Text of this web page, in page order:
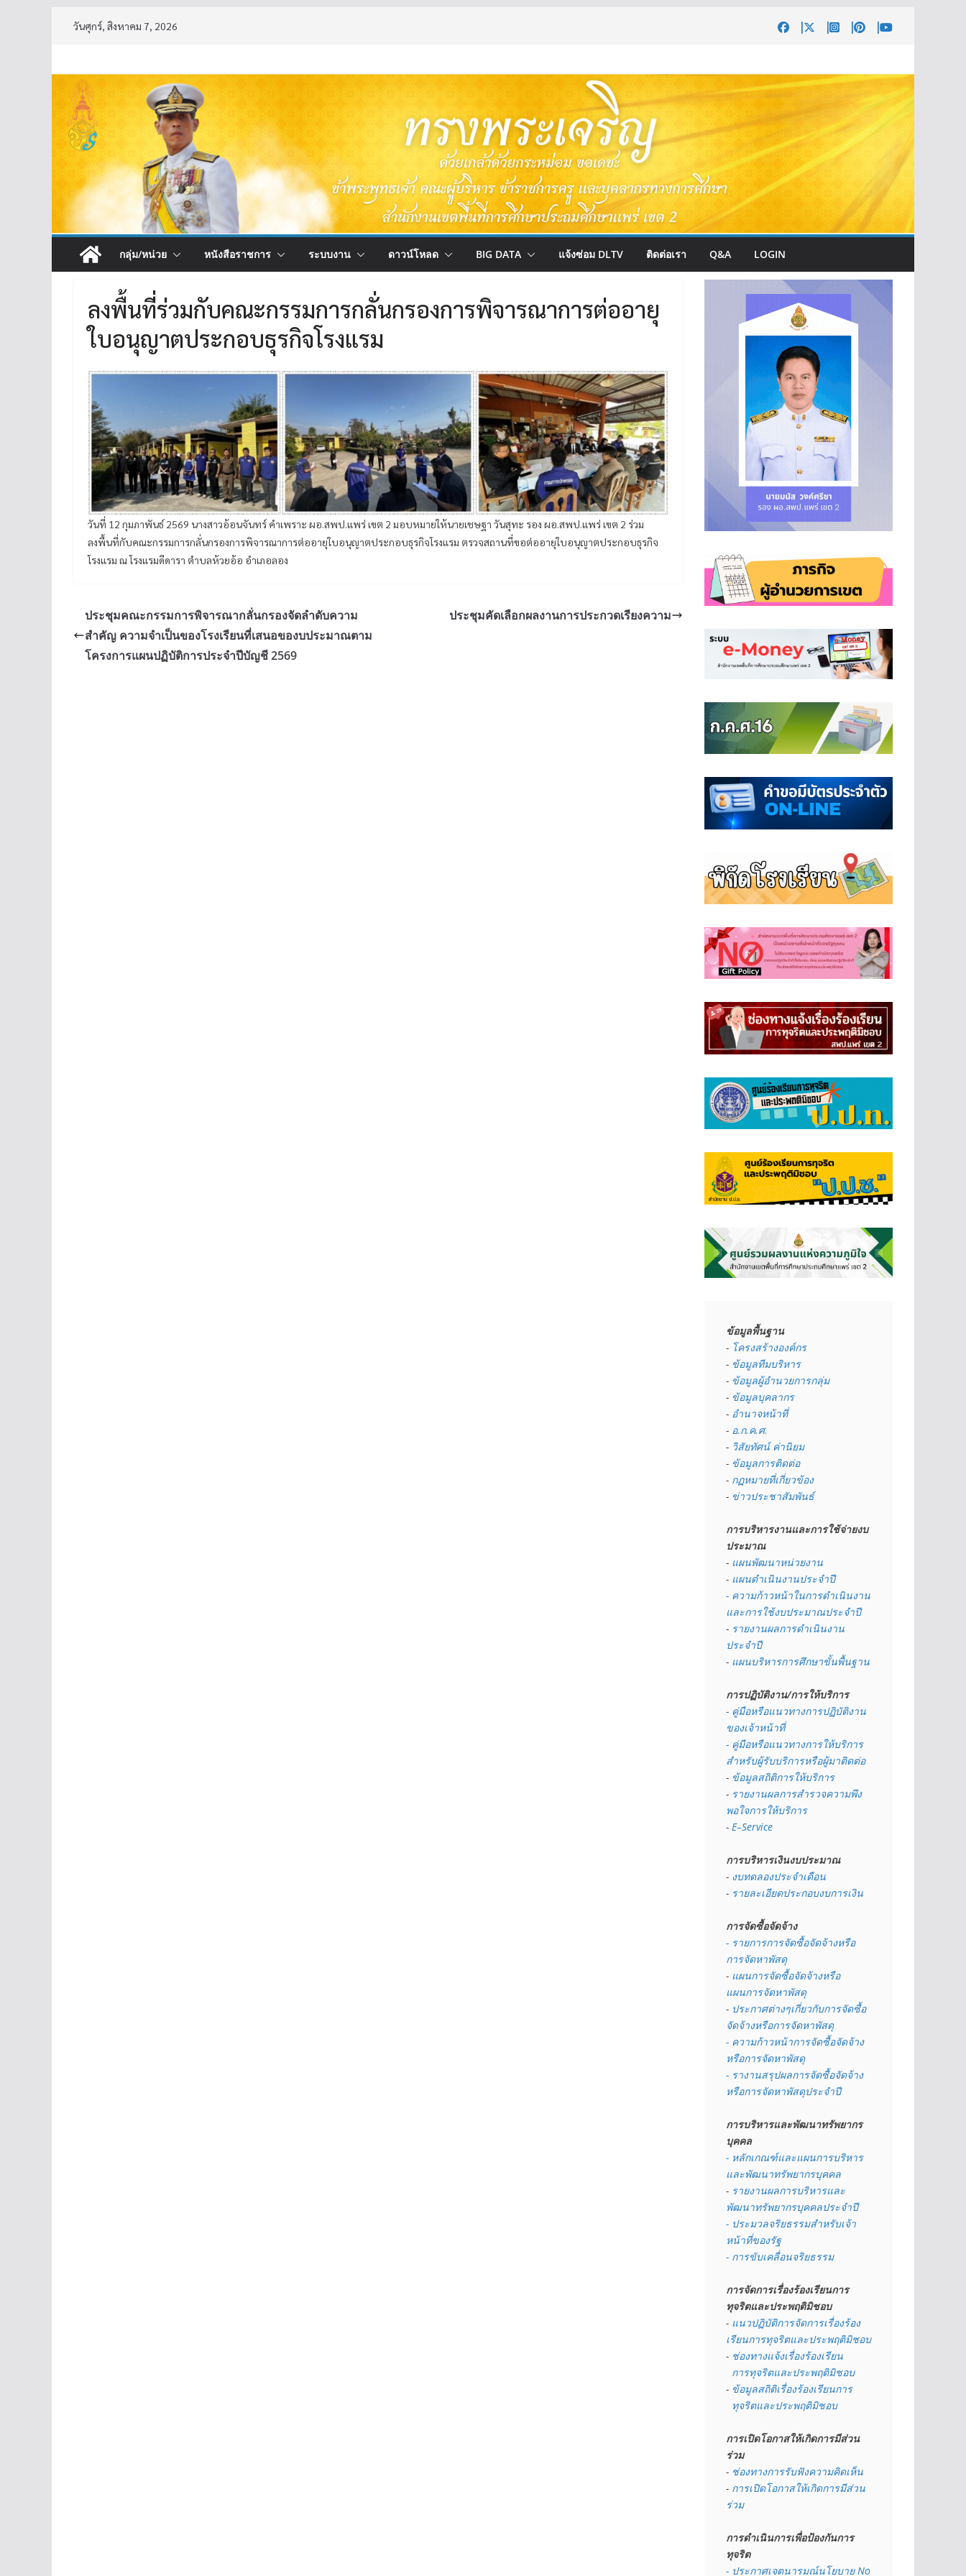
วันศุกร์, สิงหาคม 7, 2026
กลุ่ม/หน่วย หนังสือราชการ ระบบงาน ดาวน์โหลด BIG DATA แจ้งซ่อม DLTV ติดต่อเรา Q&A LOGIN
ลงพื้นที่ร่วมกับคณะกรรมการกลั่นกรองการพิจารณาการต่ออายุ
ใบอนุญาตประกอบธุรกิจโรงแรม
วันที่ 12 กุมภาพันธ์ 2569 นางสาวอ้อนจันทร์ คำเพราะ ผอ.สพป.แพร่ เขต 2 มอบหมายให้นายเชษฐา วันสุทะ รอง ผอ.สพป.แพร่ เขต 2 ร่วม
ลงพื้นที่กับคณะกรรมการกลั่นกรองการพิจารณาการต่ออายุใบอนุญาตประกอบธุรกิจโรงแรม ตรวจสถานที่ขอต่ออายุใบอนุญาตประกอบธุรกิจ
โรงแรม ณ โรงแรมดีดารา ตำบลห้วยอ้อ อำเภอลอง
ประชุมคณะกรรมการพิจารณากลั่นกรองจัดลำดับความ
สำคัญ ความจำเป็นของโรงเรียนที่เสนอของบประมาณตาม
โครงการแผนปฏิบัติการประจำปีบัญชี 2569
ประชุมคัดเลือกผลงานการประกวดเรียงความ
ข้อมูลพื้นฐาน
- โครงสร้างองค์กร
- ข้อมูลทีมบริหาร
- ข้อมูลผู้อำนวยการกลุ่ม
- ข้อมูลบุคลากร
- อำนาจหน้าที่
- อ.ก.ค.ศ.
- วิสัยทัศน์ ค่านิยม
- ข้อมูลการติดต่อ
- กฏหมายที่เกี่ยวข้อง
- ข่าวประชาสัมพันธ์
การบริหารงานและการใช้จ่ายงบ
ประมาณ
- แผนพัฒนาหน่วยงาน
- แผนดำเนินงานประจำปี
- ความก้าวหน้าในการดำเนินงาน
และการใช้งบประมาณประจำปี
- รายงานผลการดำเนินงาน
ประจำปี
- แผนบริหารการศึกษาขั้นพื้นฐาน
การปฏิบัติงาน/การให้บริการ
- คู่มือหรือแนวทางการปฏิบัติงาน
ของเจ้าหน้าที่
- คู่มือหรือแนวทางการให้บริการ
สำหรับผู้รับบริการหรือผู้มาติดต่อ
- ข้อมูลสถิติการให้บริการ
- รายงานผลการสำรวจความพึง
พอใจการให้บริการ
- E–Service
การบริหารเงินงบประมาณ
- งบทดลองประจำเดือน
- รายละเอียดประกอบงบการเงิน
การจัดซื้อจัดจ้าง
- รายการการจัดซื้อจัดจ้างหรือ
การจัดหาพัสดุ
- แผนการจัดซื้อจัดจ้างหรือ
แผนการจัดหาพัสดุ
- ประกาศต่างๆเกี่ยวกับการจัดซื้อ
จัดจ้างหรือการจัดหาพัสดุ
- ความก้าวหน้าการจัดซื้อจัดจ้าง
หรือการจัดหาพัสดุ
- รางานสรุปผลการจัดซื้อจัดจ้าง
หรือการจัดหาพัสดุประจำปี
การบริหารและพัฒนาทรัพยากร
บุคคล
- หลักเกณฑ์และแผนการบริหาร
และพัฒนาทรัพยากรบุคคล
- รายงานผลการบริหารและ
พัฒนาทรัพยากรบุคคลประจำปี
- ประมวลจริยธรรมสำหรับเจ้า
หน้าที่ของรัฐ
- การขับเคลื่อนจริยธรรม
การจัดการเรื่องร้องเรียนการ
ทุจริตและประพฤติมิชอบ
- แนวปฏิบัติการจัดการเรื่องร้อง
เรียนการทุจริตและประพฤติมิชอบ
- ช่องทางแจ้งเรื่องร้องเรียน
  การทุจริตและประพฤติมิชอบ
- ข้อมูลสถิติเรื่องร้องเรียนการ
  ทุจริตและประพฤติมิชอบ
การเปิดโอกาสให้เกิดการมีส่วน
ร่วม
- ช่องทางการรับฟังความคิดเห็น
- การเปิดโอกาสให้เกิดการมีส่วน
ร่วม
การดำเนินการเพื่อป้องกันการ
ทุจริต
- ประกาศเจตนารมณ์นโยบาย No